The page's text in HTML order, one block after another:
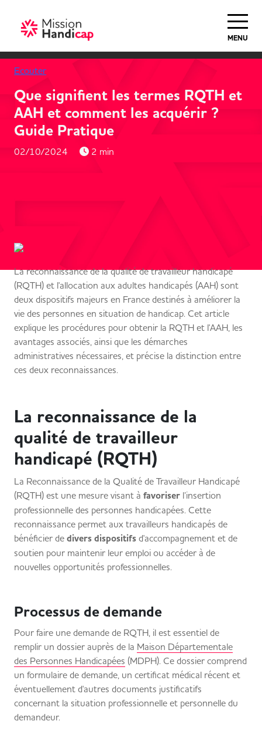
MENU
Ecouter
Que signifient les termes RQTH et
AAH et comment les acquérir ?
Guide Pratique
02/10/2024 2 min
La reconnaissance de la qualité de travailleur handicapé
(RQTH) et l'allocation aux adultes handicapés (AAH) sont
deux dispositifs majeurs en France destinés à améliorer la
vie des personnes en situation de handicap. Cet article
explique les procédures pour obtenir la RQTH et l'AAH, les
avantages associés, ainsi que les démarches
administratives nécessaires, et précise la distinction entre
ces deux reconnaissances.
La reconnaissance de la
qualité de travailleur
handicapé (RQTH)
La Reconnaissance de la Qualité de Travailleur Handicapé
(RQTH) est une mesure visant à favoriser l’insertion
professionnelle des personnes handicapées. Cette
reconnaissance permet aux travailleurs handicapés de
bénéficier de divers dispositifs d'accompagnement et de
soutien pour maintenir leur emploi ou accéder à de
nouvelles opportunités professionnelles.
Processus de demande
Pour faire une demande de RQTH, il est essentiel de
remplir un dossier auprès de la Maison Départementale
des Personnes Handicapées (MDPH). Ce dossier comprend
un formulaire de demande, un certificat médical récent et
éventuellement d'autres documents justificatifs
concernant la situation professionnelle et personnelle du
demandeur.